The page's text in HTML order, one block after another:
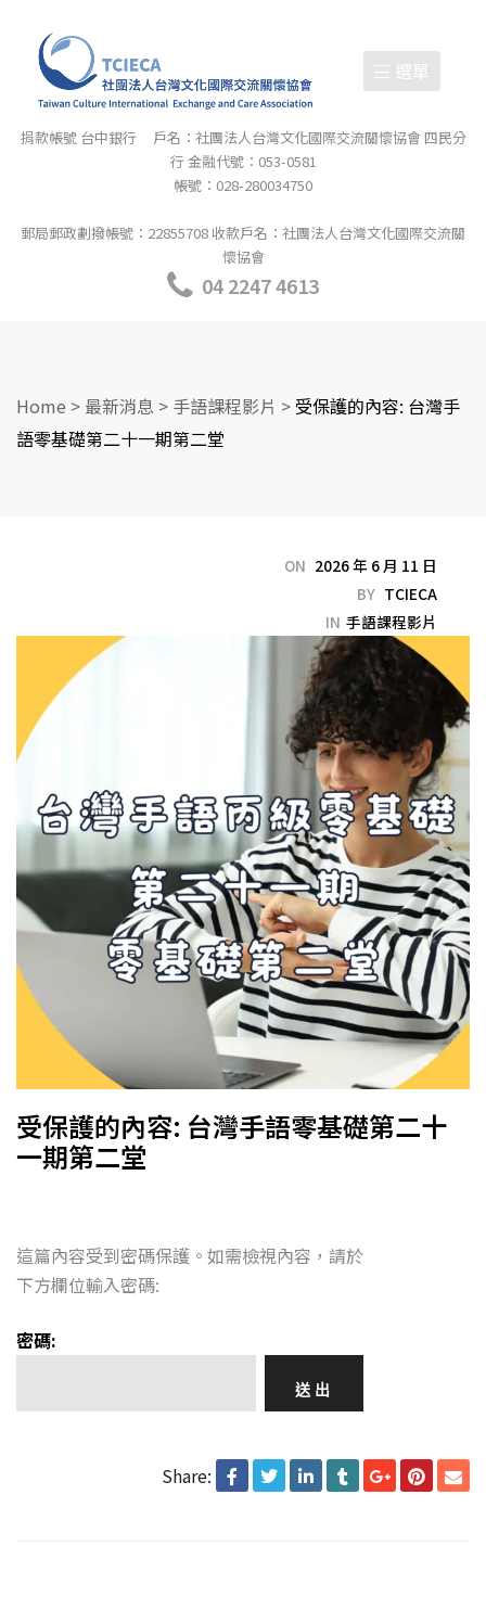
選單
捐款帳號 台中銀行 戶名：社團法人台灣文化國際交流關懷協會 四民分
行 金融代號：053-0581
帳號：028-280034750
郵局郵政劃撥帳號：22855708 收款戶名：社團法人台灣文化國際交流關
懷協會
04 2247 4613
Home > 最新消息 > 手語課程影片 > 受保護的內容: 台灣手
語零基礎第二十一期第二堂
ON 2026 年 6 月 11 日
BY TCIECA
IN 手語課程影片
受保護的內容: 台灣手語零基礎第二十
一期第二堂
這篇內容受到密碼保護。如需檢視內容，請於
下方欄位輸入密碼:
密碼:
Share: